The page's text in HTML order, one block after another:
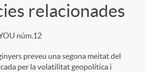
relacionades
núm.12
preveu una segona meitat del
per la volatilitat geopolítica i